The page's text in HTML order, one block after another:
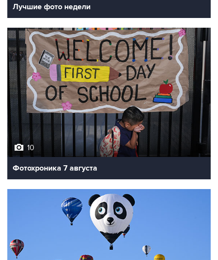
Лучшие фото недели
10
Фотохроника 7 августа